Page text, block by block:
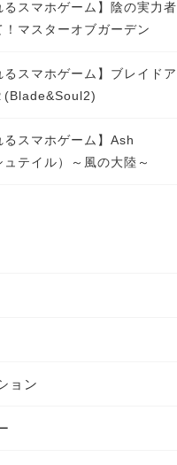
るスマホゲーム】陰の実力者
！マスターオブガーデン
るスマホゲーム】ブレイドア
(Blade&Soul2)
るスマホゲーム】Ash
テイル）～風の大陸～
ョン